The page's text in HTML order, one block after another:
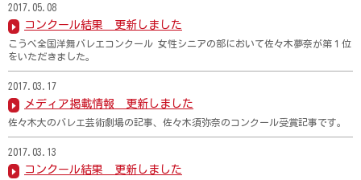
2017.05.08
コンクール結果 更新しました
こうべ全国洋舞バレエコンクール 女性シニアの部において佐々木夢奈が第１位
をいただきました。
2017.03.17
メディア掲載情報 更新しました
佐々木大のバレエ芸術劇場の記事、佐々木須弥奈のコンクール受賞記事です。
2017.03.13
コンクール結果 更新しました